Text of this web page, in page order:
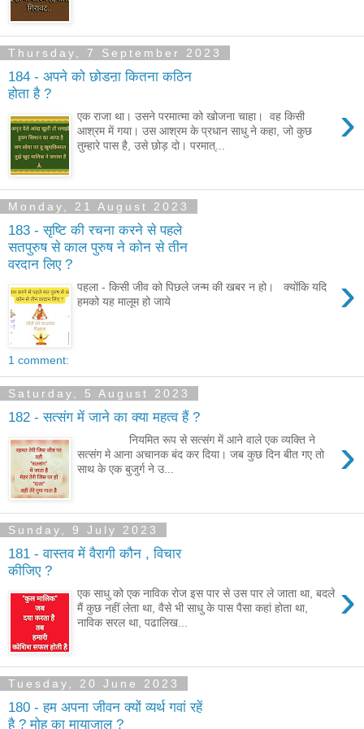
Thursday, 7 September 2023
184 - अपने को छोडऩा कितना कठिन
होता है ?
›
एक राजा था। उसने परमात्मा को खोजना चाहा। वह किसी
आश्रम में गया। उस आश्रम के प्रधान साधु ने कहा, जो कुछ
तुम्हारे पास है, उसे छोड़ दो। परमात्...
Monday, 21 August 2023
183 - सृष्टि की रचना करने से पहले
सतपुरुष से काल पुरुष ने कोन से तीन
वरदान लिए ?
›
पहला - किसी जीव को पिछले जन्म की खबर न हो। क्योंकि यदि
हमको यह मालूम हो जाये
1 comment:
Saturday, 5 August 2023
182 - सत्संग में जाने का क्या महत्व हैं ?
›
नियमित रूप से सत्संग में आने वाले एक व्यक्ति ने
सत्संग मे आना अचानक बंद कर दिया। जब कुछ दिन बीत गए तो
साथ के एक बुजुर्ग ने उ...
Sunday, 9 July 2023
181 - वास्तव में वैरागी कौन , विचार
कीजिए ?
›
एक साधु को एक नाविक रोज इस पार से उस पार ले जाता था, बदले
मैं कुछ नहीं लेता था, वैसे भी साधु के पास पैसा कहां होता था,
नाविक सरल था, पढालिख...
Tuesday, 20 June 2023
180 - हम अपना जीवन क्यों व्यर्थ गवां रहें
है ? मोह का मायाजाल ?